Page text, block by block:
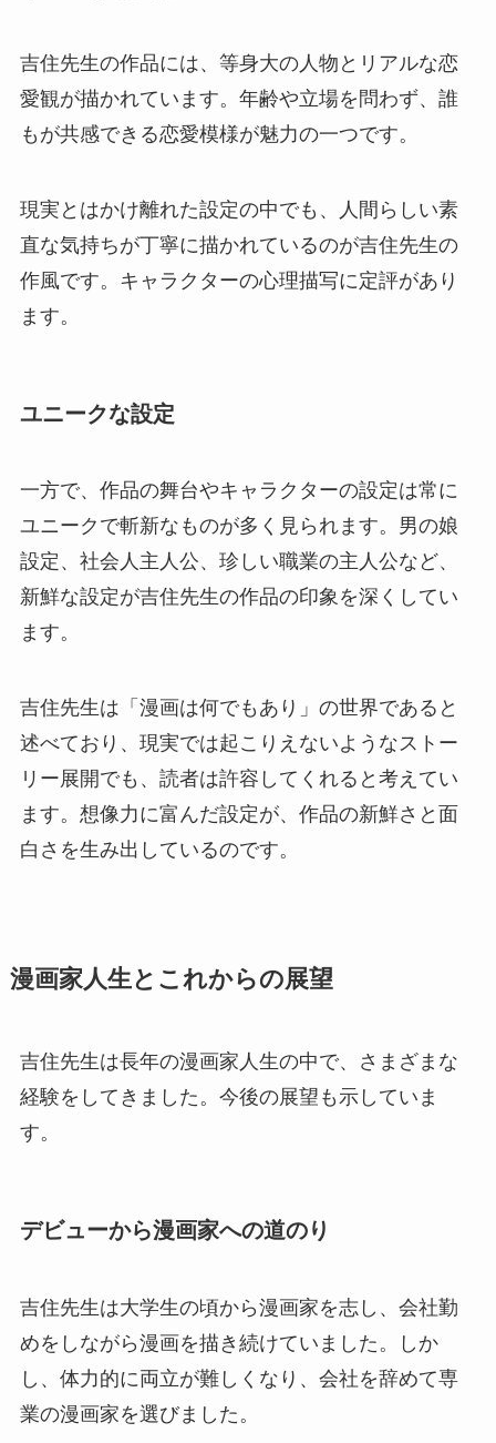
吉住先生の作品には、等身大の人物とリアルな恋
愛観が描かれています。年齢や立場を問わず、誰
もが共感できる恋愛模様が魅力の一つです。
現実とはかけ離れた設定の中でも、人間らしい素
直な気持ちが丁寧に描かれているのが吉住先生の
作風です。キャラクターの心理描写に定評があり
ます。
ユニークな設定
一方で、作品の舞台やキャラクターの設定は常に
ユニークで斬新なものが多く見られます。男の娘
設定、社会人主人公、珍しい職業の主人公など、
新鮮な設定が吉住先生の作品の印象を深くしてい
ます。
吉住先生は「漫画は何でもあり」の世界であると
述べており、現実では起こりえないようなストー
リー展開でも、読者は許容してくれると考えてい
ます。想像力に富んだ設定が、作品の新鮮さと面
白さを生み出しているのです。
漫画家人生とこれからの展望
吉住先生は長年の漫画家人生の中で、さまざまな
経験をしてきました。今後の展望も示していま
す。
デビューから漫画家への道のり
吉住先生は大学生の頃から漫画家を志し、会社勤
めをしながら漫画を描き続けていました。しか
し、体力的に両立が難しくなり、会社を辞めて専
業の漫画家を選びました。